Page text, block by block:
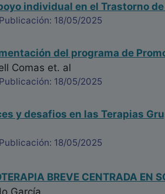
individual en el Trastorno
18/05/2025
del programa de
Comas et. al
18/05/2025
y desafios en las Terapias
18/05/2025
BREVE CENTRADA EN